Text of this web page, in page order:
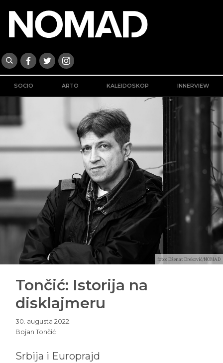
SOCIO ARTO KALEIDOSKOP INNERVIEW
foto: Dženat Dreković/NOMAD
Tončić: Istorija na
disklajmeru
30. augusta 2022.
Bojan Tončić
Srbija i Europrajd